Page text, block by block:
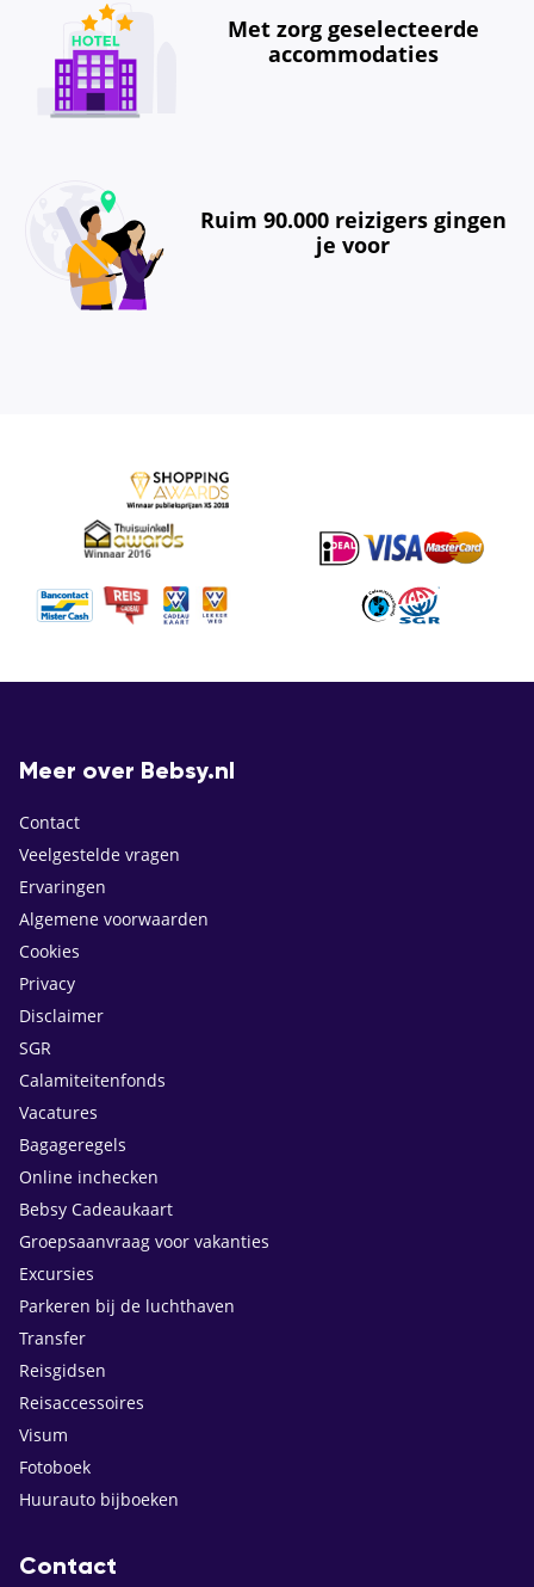
Met zorg geselecteerde
accommodaties
Ruim 90.000 reizigers gingen
je voor
Meer over Bebsy.nl
Contact
Veelgestelde vragen
Ervaringen
Algemene voorwaarden
Cookies
Privacy
Disclaimer
SGR
Calamiteitenfonds
Vacatures
Bagageregels
Online inchecken
Bebsy Cadeaukaart
Groepsaanvraag voor vakanties
Excursies
Parkeren bij de luchthaven
Transfer
Reisgidsen
Reisaccessoires
Visum
Fotoboek
Huurauto bijboeken
Contact